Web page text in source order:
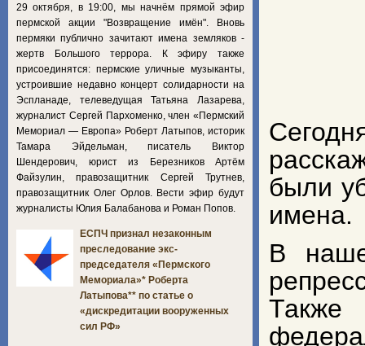
были
имена.
В
29 октября, в 19:00, мы начнём прямой эфир
пермской акции "Возвращение имён". Вновь
пермяки публично зачитают имена земляков -
жертв Большого террора. К эфиру также
присоединятся: пермские уличные музыканты,
устроившие недавно концерт солидарности на
Эспланаде, телеведущая Татьяна Лазарева,
журналист Сергей Пархоменко, член «Пермский
Мемориал — Европа» Роберт Латыпов, историк
Тамара Эйдельман, писатель Виктор
Шендерович, юрист из Березников Артём
Файзулин, правозащитник Сергей Трутнев,
правозащитник Олег Орлов. Вести эфир будут
журналисты Юлия Балабанова и Роман Попов.
ЕСПЧ признал незаконным
преследование экс-
председателя «Пермского
Мемориала»* Роберта
Латыпова** по статье о
«дискредитации вооруженных
сил РФ»